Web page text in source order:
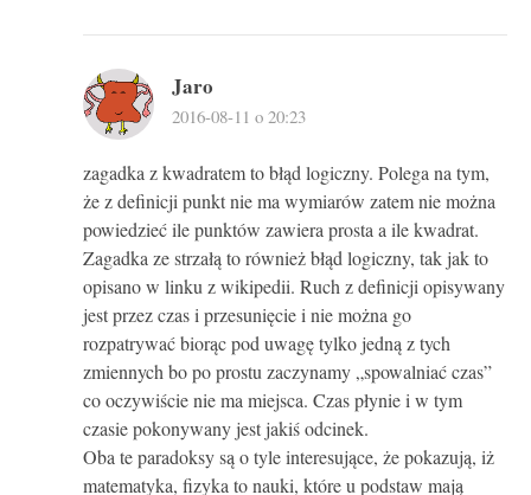
Jaro
2016-08-11 o 20:23
zagadka z kwadratem to błąd logiczny. Polega na tym,
że z definicji punkt nie ma wymiarów zatem nie można
powiedzieć ile punktów zawiera prosta a ile kwadrat.
Zagadka ze strzałą to również błąd logiczny, tak jak to
opisano w linku z wikipedii. Ruch z definicji opisywany
jest przez czas i przesunięcie i nie można go
rozpatrywać biorąc pod uwagę tylko jedną z tych
zmiennych bo po prostu zaczynamy „spowalniać czas”
co oczywiście nie ma miejsca. Czas płynie i w tym
czasie pokonywany jest jakiś odcinek.
Oba te paradoksy są o tyle interesujące, że pokazują, iż
matematyka, fizyka to nauki, które u podstaw mają